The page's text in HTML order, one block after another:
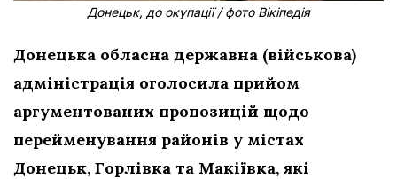
Донецьк, до окупації / фото Вікіпедія
Донецька обласна державна (військова)
адміністрація оголосила прийом
аргументованих пропозицій щодо
перейменування районів у містах
Донецьк, Горлівка та Макіївка, які